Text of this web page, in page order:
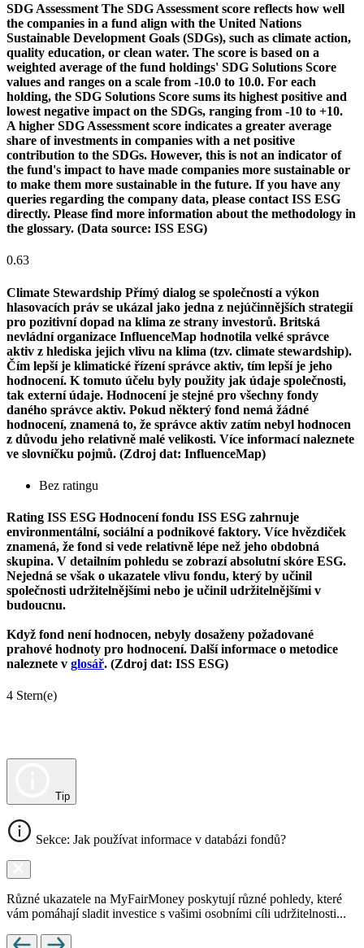
SDG Assessment The SDG Assessment score reflects how well
the companies in a fund align with the United Nations
Sustainable Development Goals (SDGs), such as climate action,
quality education, or clean water. The score is based on a
weighted average of the fund holdings' SDG Solutions Score
values and ranges on a scale from -10.0 to 10.0. For each
holding, the SDG Solutions Score sums its highest positive and
lowest negative impact on the SDGs, ranging from -10 to +10.
A higher SDG Assessment score indicates a greater average
share of investments in companies with a net positive
contribution to the SDGs. However, this is not an indicator of
the fund's impact to have made companies more sustainable or
to make them more sustainable in the future. If you have any
queries regarding the company data, please contact ISS ESG
directly. Please find more information about the methodology in
the glossary. (Data source: ISS ESG)
0.63
Climate Stewardship Přímý dialog se společností a výkon
hlasovacích práv se ukázal jako jedna z nejúčinnějších strategií
pro pozitivní dopad na klima ze strany investorů. Britská
nevládní organizace InfluenceMap hodnotila velké správce
aktiv z hlediska jejich vlivu na klima (tzv. climate stewardship).
Čím lepší je klimatické řízení správce aktiv, tím lepší je jeho
hodnocení. K tomuto účelu byly použity jak údaje společnosti,
tak externí údaje. Hodnocení je stejné pro všechny fondy
daného správce aktiv. Pokud některý fond nemá žádné
hodnocení, znamená to, že správce aktiv zatím nebyl hodnocen
z důvodu jeho relativně malé velikosti. Více informací naleznete
ve slovníčku pojmů. (Zdroj dat: InfluenceMap)
Bez ratingu
Rating ISS ESG Hodnocení fondu ISS ESG zahrnuje
environmentální, sociální a podnikové faktory. Více hvězdiček
znamená, že fond si vede relativně lépe než jeho obdobná
skupina. V detailním pohledu se zobrazí absolutní skóre ESG.
Nejedná se však o ukazatele vlivu fondu, který by učinil
společnosti udržitelnějšími nebo je učinil udržitelnějšími v
budoucnu.
Když fond není hodnocen, nebyly dosaženy požadované
prahové hodnoty pro hodnocení. Další informace o metodice
naleznete v glosář. (Zdroj dat: ISS ESG)
4 Stern(e)
Tip
Sekce: Jak používat informace v databázi fondů?
Různé ukazatele na MyFairMoney poskytují různé pohledy, které
vám pomáhají sladit investice s vašimi osobními cíli udržitelnosti...